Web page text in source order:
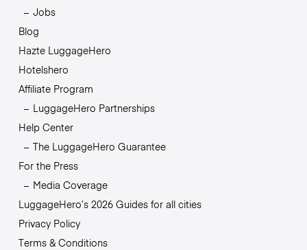
Jobs
Blog
Hazte LuggageHero
Hotelshero
Affiliate Program
LuggageHero Partnerships
Help Center
The LuggageHero Guarantee
For the Press
Media Coverage
LuggageHero’s 2026 Guides for all cities
Privacy Policy
Terms & Conditions